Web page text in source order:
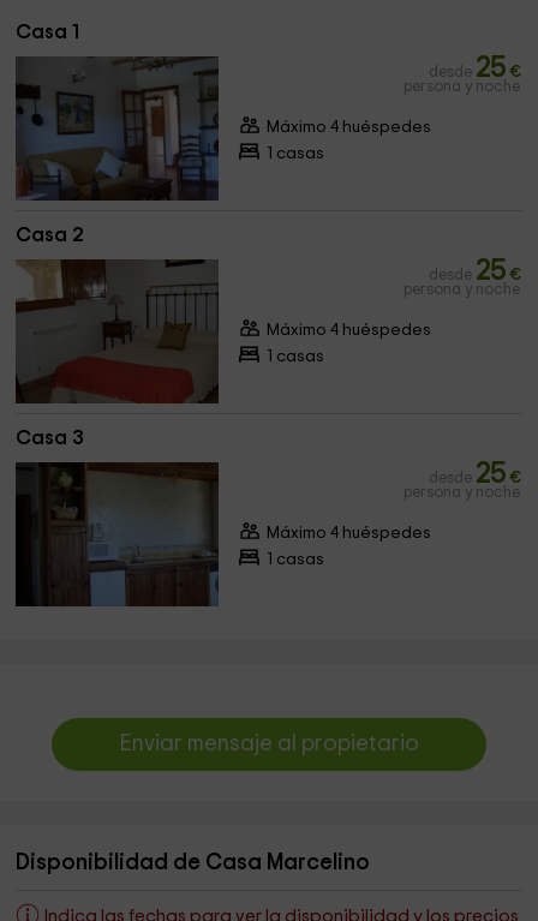
Casa 1
desde 25 €
persona y noche
Máximo 4 huéspedes
1 casas
Casa 2
desde 25 €
persona y noche
Máximo 4 huéspedes
1 casas
Casa 3
desde 25 €
persona y noche
Máximo 4 huéspedes
1 casas
Enviar mensaje al propietario
Disponibilidad de Casa Marcelino
Indica las fechas para ver la disponibilidad y los precios